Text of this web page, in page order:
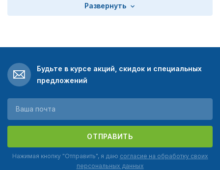
которые были наложены на крест. Кроме этого, крест
накладывался на стилизованный рисунок якоря. На
обтянута муаровой лентой, ширина которой равна была
24 миллиметра. Она имела широкую синюю полосу по
центру, по краям которой располагались две полосы –
белая и зеленая. Если вы хотите купить знак «За службу в
Заполярье», в нашем магазине вы сможете найти этот
знак отличия в прекрасном качестве. Наша компания
предлагает своим клиентам заказывать отечественные
награды по доступным ценам.
Развернуть
Будьте в курсе акций, скидок и специальных
предложений
ОТПРАВИТЬ
Нажимая кнопку "Отправить", я даю согласие на обработку своих
персональных данных